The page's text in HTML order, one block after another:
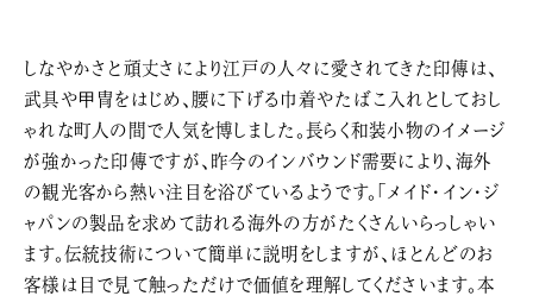
しなやかさと頑丈さにより江戸の人々に愛されてきた印傳は、
武具や甲冑をはじめ、腰に下げる巾着やたばこ入れとしておし
ゃれな町人の間で人気を博しました。長らく和装小物のイメージ
が強かった印傳ですが、昨今のインバウンド需要により、海外
の観光客から熱い注目を浴びているようです。「メイド・イン・ジ
ャパンの製品を求めて訪れる海外の方がたくさんいらっしゃい
ます。伝統技術について簡単に説明をしますが、ほとんどのお
客様は目で見て触っただけで価値を理解してくださいます。本